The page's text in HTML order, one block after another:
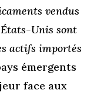
vendus
Unis sont
actifs importés
émergents
face aux